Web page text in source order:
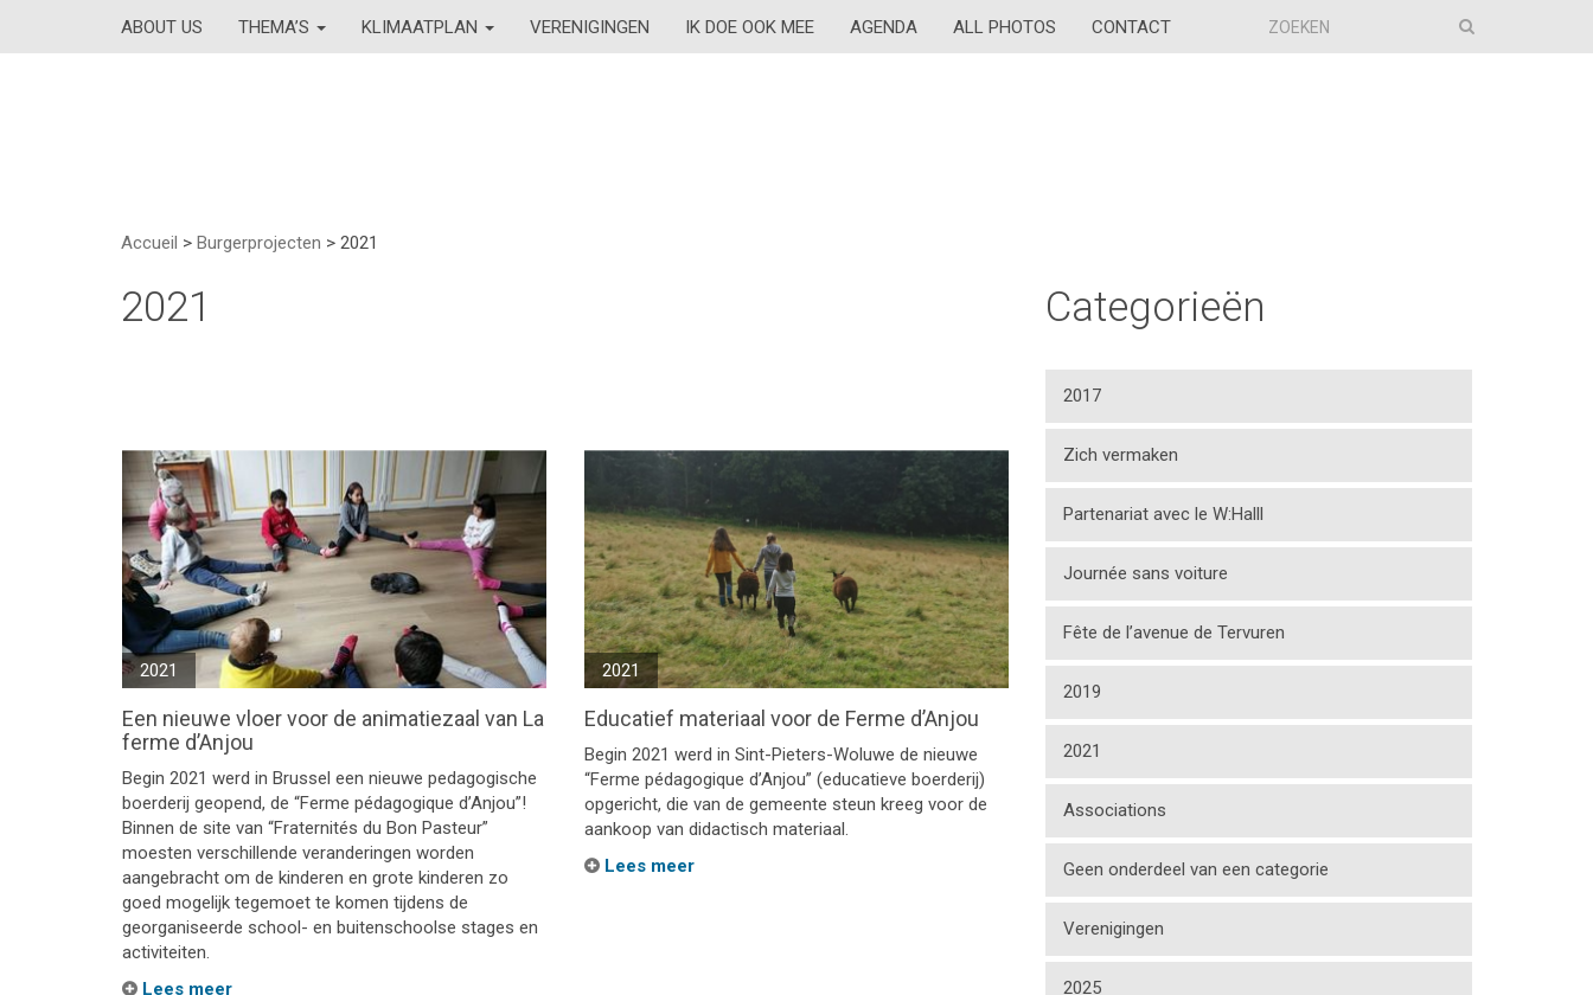
ABOUT US THEMA’S KLIMAATPLAN VERENIGINGEN IK DOE OOK MEE AGENDA ALL PHOTOS CONTACT
Accueil > Burgerprojecten > 2021
2021
2021
Een nieuwe vloer voor de animatiezaal van La
ferme d’Anjou
Begin 2021 werd in Brussel een nieuwe pedagogische
boerderij geopend, de “Ferme pédagogique d’Anjou”!
Binnen de site van “Fraternités du Bon Pasteur”
moesten verschillende veranderingen worden
aangebracht om de kinderen en grote kinderen zo
goed mogelijk tegemoet te komen tijdens de
georganiseerde school- en buitenschoolse stages en
activiteiten.
Lees meer
2021
Educatief materiaal voor de Ferme d’Anjou
Begin 2021 werd in Sint-Pieters-Woluwe de nieuwe
“Ferme pédagogique d’Anjou” (educatieve boerderij)
opgericht, die van de gemeente steun kreeg voor de
aankoop van didactisch materiaal.
Lees meer
Categorieën
2017
Zich vermaken
Partenariat avec le W:Halll
Journée sans voiture
Fête de l’avenue de Tervuren
2019
2021
Associations
Geen onderdeel van een categorie
Verenigingen
2025